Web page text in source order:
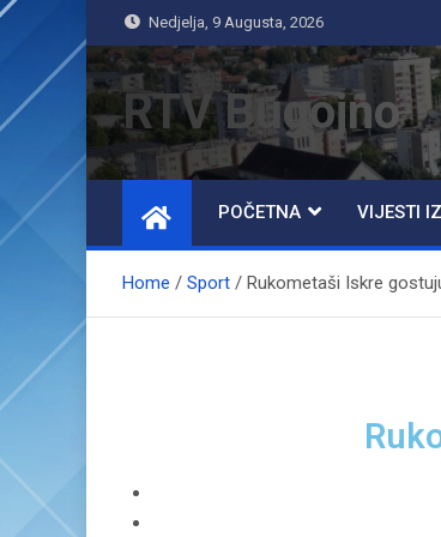
Nedjelja, 9 Augusta, 2026
RTV Bugojno
POČETNA VIJESTI
Home Sport Rukometaši Iskre